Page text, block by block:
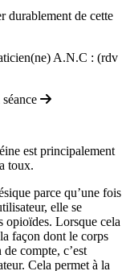
durablement de cette
A.N.C : (rdv
séance
est principalement
toux.
parce qu’une fois
elle se
opioïdes. Lorsque cela
façon dont le corps
compte, c’est
Cela permet à la